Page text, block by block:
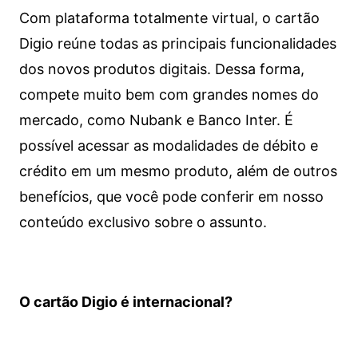
Com plataforma totalmente virtual, o cartão
Digio reúne todas as principais funcionalidades
dos novos produtos digitais. Dessa forma,
compete muito bem com grandes nomes do
mercado, como Nubank e Banco Inter. É
possível acessar as modalidades de débito e
crédito em um mesmo produto, além de outros
benefícios, que você pode conferir em nosso
conteúdo exclusivo sobre o assunto.
O cartão Digio é internacional?